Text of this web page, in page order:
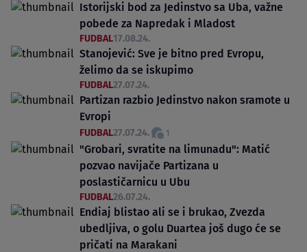
Istorijski bod za Jedinstvo sa Uba, važne
pobede za Napredak i Mladost
FUDBAL17.08.24.
Stanojević: Sve je bitno pred Evropu,
želimo da se iskupimo
FUDBAL27.07.24.
Partizan razbio Jedinstvo nakon sramote u
Evropi
FUDBAL27.07.24. 1
"Grobari, svratite na limunadu": Matić
pozvao navijače Partizana u
poslastičarnicu u Ubu
FUDBAL26.07.24.
Endiaj blistao ali se i brukao, Zvezda
ubedljiva, o golu Duartea još dugo će se
pričati na Marakani